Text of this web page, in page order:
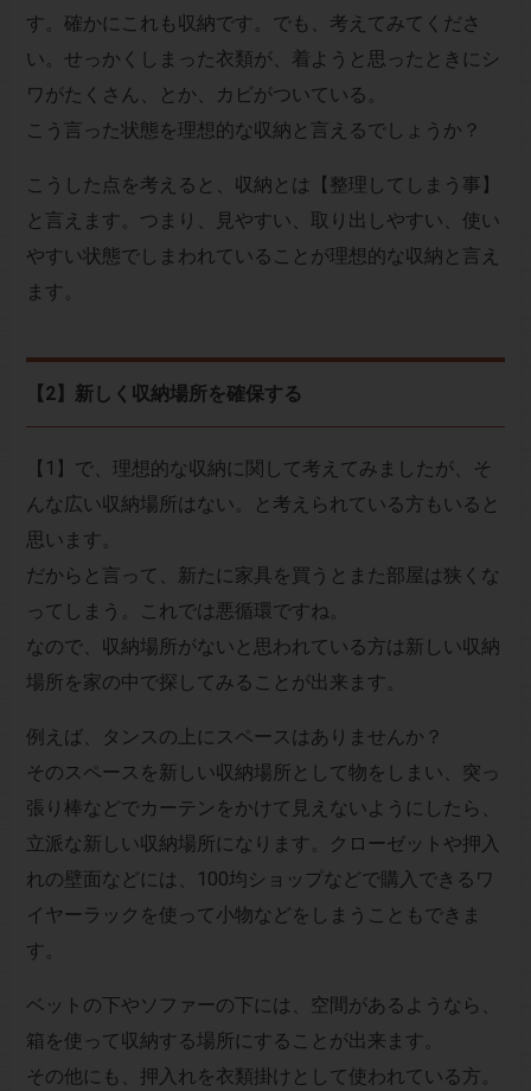
す。確かにこれも収納です。でも、考えてみてくださ
い。せっかくしまった衣類が、着ようと思ったときにシ
ワがたくさん、とか、カビがついている。
こう言った状態を理想的な収納と言えるでしょうか？
こうした点を考えると、収納とは【整理してしまう事】
と言えます。つまり、見やすい、取り出しやすい、使い
やすい状態でしまわれていることが理想的な収納と言え
ます。
【2】新しく収納場所を確保する
【1】で、理想的な収納に関して考えてみましたが、そ
んな広い収納場所はない。と考えられている方もいると
思います。
だからと言って、新たに家具を買うとまた部屋は狭くな
ってしまう。これでは悪循環ですね。
なので、収納場所がないと思われている方は新しい収納
場所を家の中で探してみることが出来ます。
例えば、タンスの上にスペースはありませんか？
そのスペースを新しい収納場所として物をしまい、突っ
張り棒などでカーテンをかけて見えないようにしたら、
立派な新しい収納場所になります。クローゼットや押入
れの壁面などには、100均ショップなどで購入できるワ
イヤーラックを使って小物などをしまうこともできま
す。
ベットの下やソファーの下には、空間があるようなら、
箱を使って収納する場所にすることが出来ます。
その他にも、押入れを衣類掛けとして使われている方。